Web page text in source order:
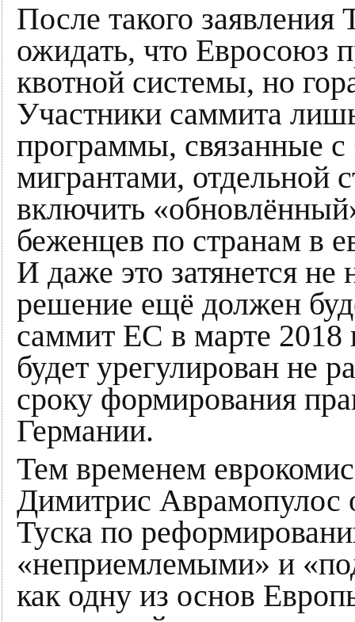
После такого
ожидать, что Евросоюз
квотной системы, но
Участники саммита
программы, связанные
мигрантами, отдельной
включить
беженцев по странам в
И даже это затянется не
решение ещё должен
саммит ЕС в марте 2018
будет урегулирован не
сроку формирования
Германии.
Тем временем
Димитрис Аврамопулос
Туска по
«неприемлемыми» и
как одну из основ